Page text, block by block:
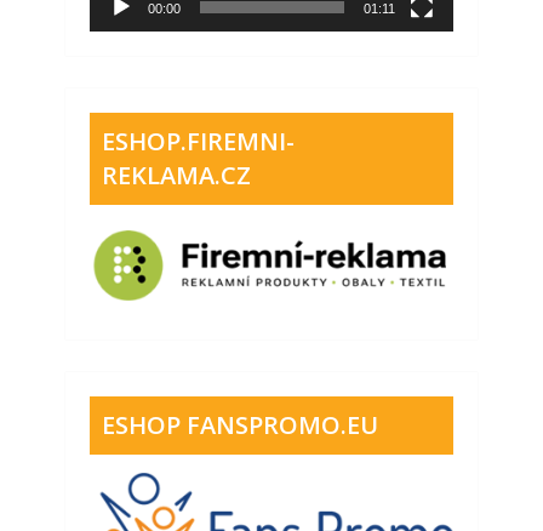
00:00 01:11
ESHOP.FIREMNI-
REKLAMA.CZ
ESHOP FANSPROMO.EU